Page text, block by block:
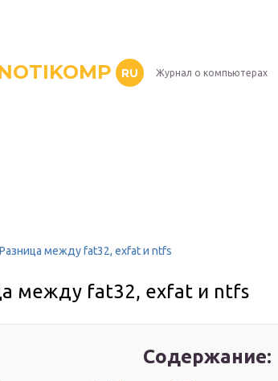
RU Журнал о компьютерах
Разница между fat32, exfat и ntfs
между fat32, exfat и ntfs
Содержание: